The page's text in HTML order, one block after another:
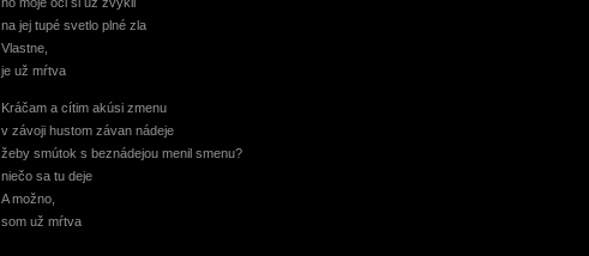
na jej tupé svetlo plné zla
Vlastne,
je už mŕtva
Kráčam a cítim akúsi zmenu
v závoji hustom závan nádeje
žeby smútok s beznádejou menil smenu?
niečo sa tu deje
A možno,
som už mŕtva